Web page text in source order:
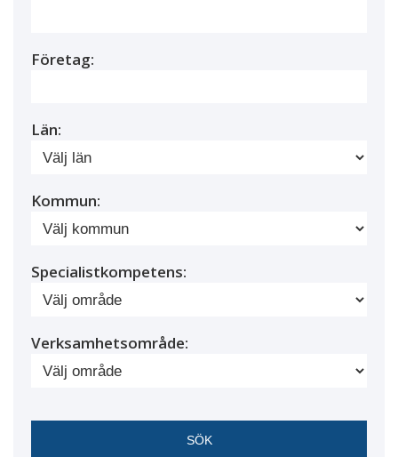
Företag:
Län:
Kommun:
Specialistkompetens:
Verksamhetsområde: